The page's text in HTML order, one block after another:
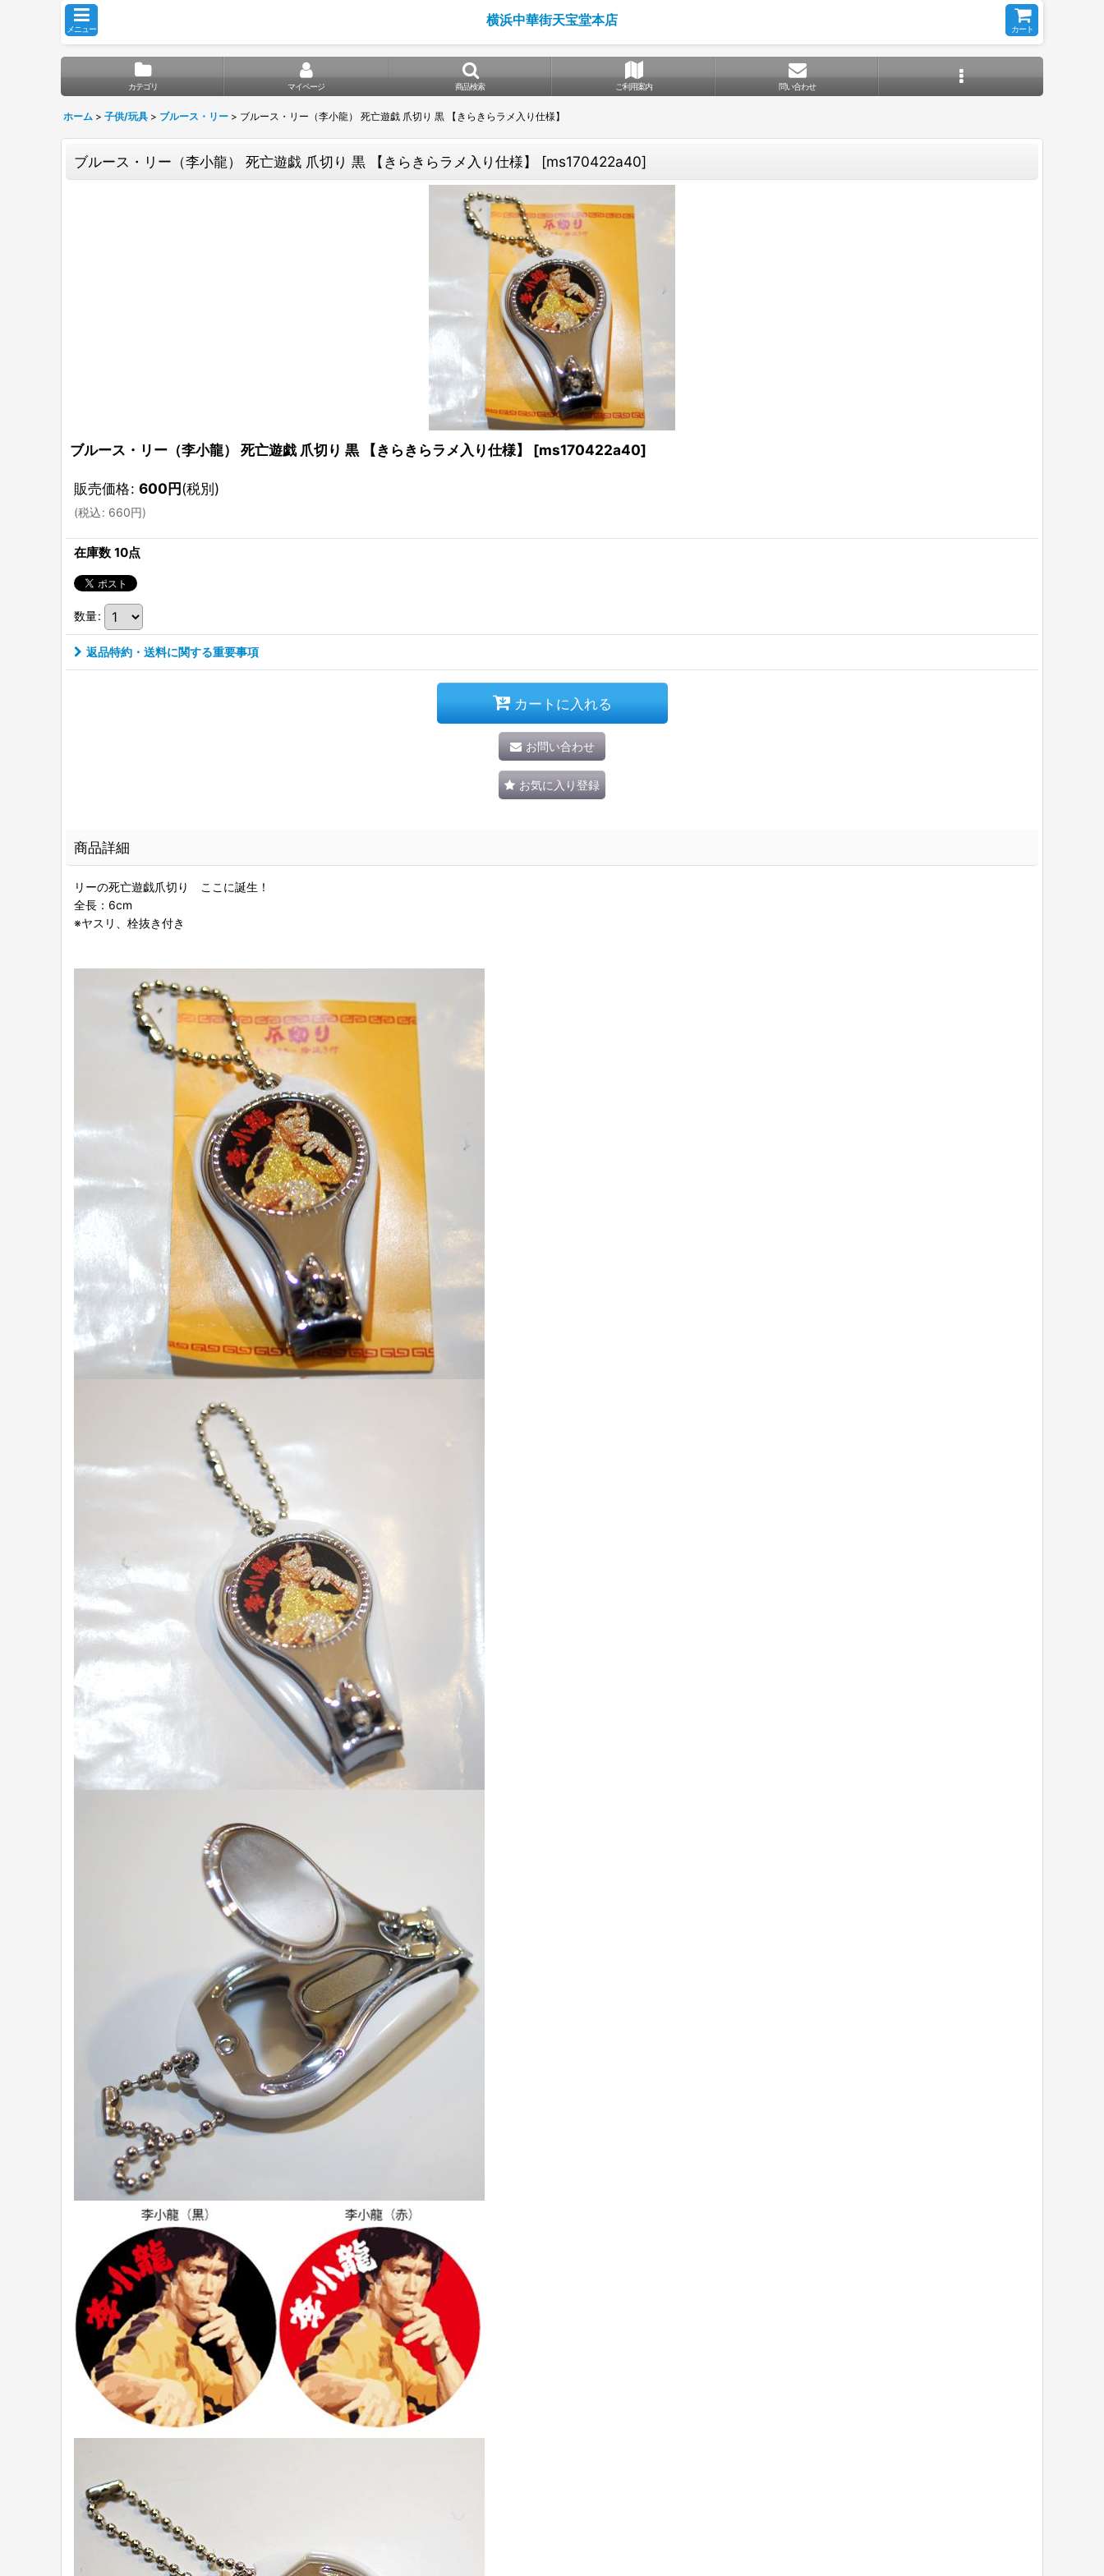
メニュー
横浜中華街天宝堂本店
カート
カテゴリ マイページ 商品検索 ご利用案内 問い合わせ
ホーム > 子供/玩具 > ブルース・リー > ブルース・リー（李小龍） 死亡遊戯 爪切り 黒 【きらきらラメ入り仕様】
ブルース・リー（李小龍） 死亡遊戯 爪切り 黒 【きらきらラメ入り仕様】 [ms170422a40]
ブルース・リー（李小龍） 死亡遊戯 爪切り 黒 【きらきらラメ入り仕様】 [ms170422a40]
販売価格: 600円(税別)
(税込: 660円)
在庫数 10点
数量:
返品特約・送料に関する重要事項
カートに入れる
お問い合わせ
お気に入り登録
商品詳細
リーの死亡遊戯爪切り ここに誕生！
全長：6cm
※ヤスリ、栓抜き付き